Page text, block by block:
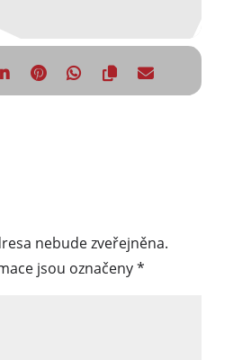
nebude zveřejněna.
jsou označeny*